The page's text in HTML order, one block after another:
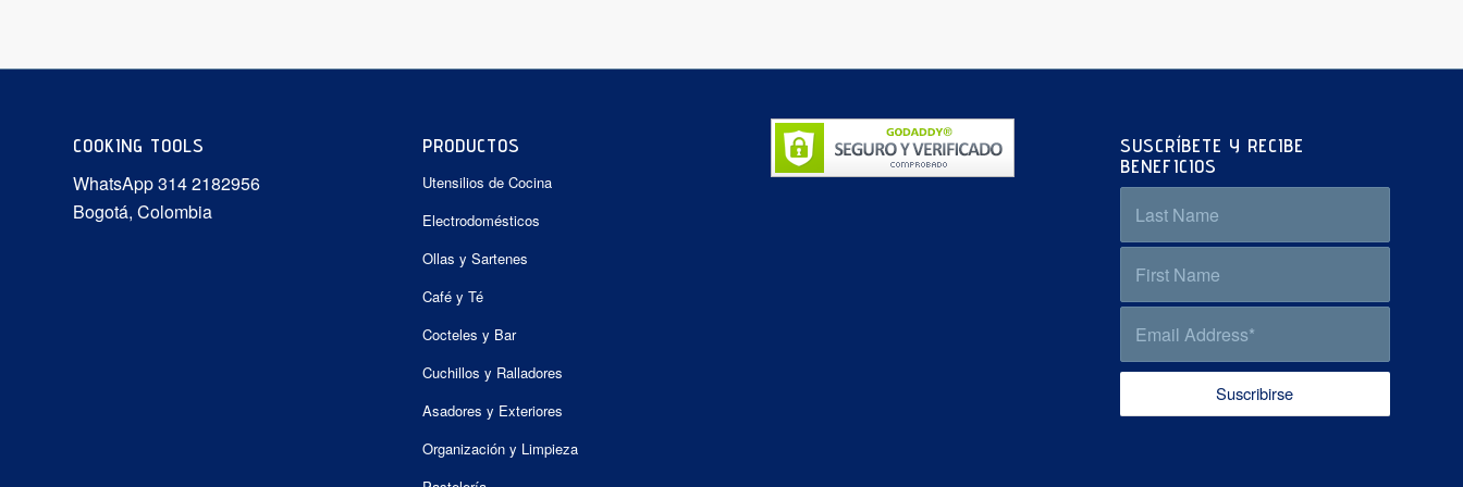
COOKING TOOLS
WhatsApp 314 2182956
Bogotá, Colombia
PRODUCTOS
Utensilios de Cocina
Electrodomésticos
Ollas y Sartenes
Café y Té
Cocteles y Bar
Cuchillos y Ralladores
Asadores y Exteriores
Organización y Limpieza
SUSCRÍBETE Y RECIBE
BENEFICIOS